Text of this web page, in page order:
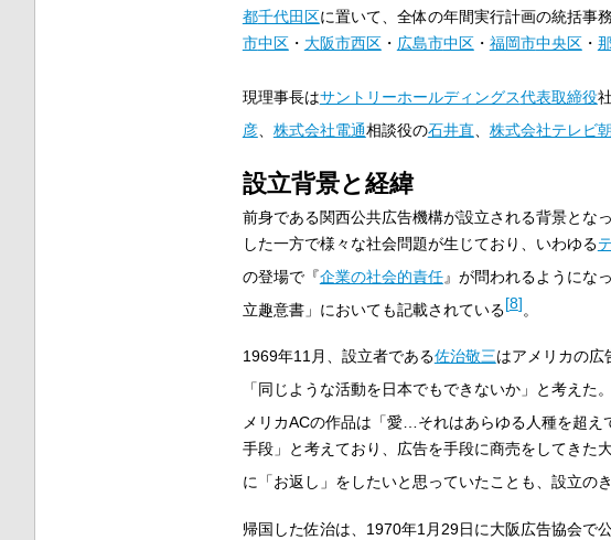
都千代田区に置いて、全体の年間実行計画の統括事務
市中区・ 大阪市西区・ 広島市中区・ 福岡市中央区・
現理事長はサントリーホールディングス代表取締役
彦、 株式会社電通相談役の石井直 株式会社テレビ
設立背景と経緯
前身である関西公共広告機構が設立される背景となっ
した一方で様々な社会問題が生じており、いわゆる
の登場で『企業の社会的責任』が問われるようにな
立趣意書」においても記載されている[8]。
1969年11月、設立者である佐治敬三はアメリカの広
「同じような活動を日本でもできないか」と考え
メリカACの作品は「愛…それはあらゆる人種を超え
手段」と考えており、広告を手段に商売をしてきた
に「お返し」をしたいと思っていたことも、設立の
帰国した佐治は、1970年1月29日に大阪広告協会で